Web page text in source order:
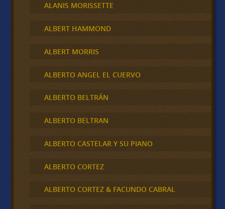
ALANIS MORISSETTE
ALBERT HAMMOND
ALBERT MORRIS
ALBERTO ANGEL EL CUERVO
ALBERTO BELTRÁN
ALBERTO BELTRAN
ALBERTO CASTELAR Y SU PIANO
ALBERTO CORTEZ
ALBERTO CORTEZ & FACUNDO CABRAL